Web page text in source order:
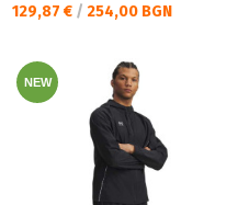
Текуща цена:
129,87 € / 254,00 BGN
NEW